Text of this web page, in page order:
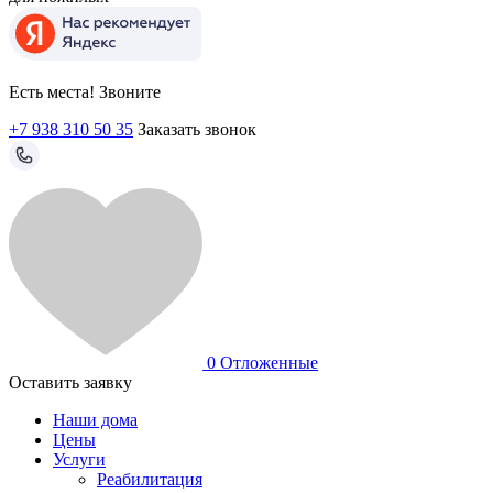
Есть места! Звоните
+7 938 310 50 35 Заказать звонок
0 Отложенные
Оставить заявку
Наши дома
Цены
Услуги
Реабилитация